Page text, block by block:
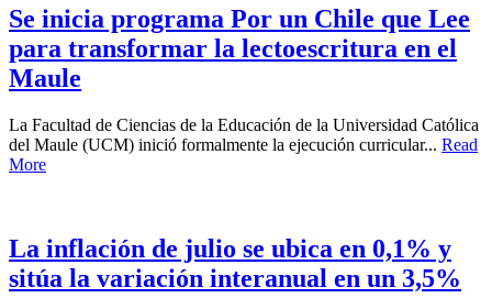
Se inicia programa Por un Chile que Lee
para transformar la lectoescritura en el
Maule
La Facultad de Ciencias de la Educación de la Universidad Católica
del Maule (UCM) inició formalmente la ejecución curricular... Read
More
La inflación de julio se ubica en 0,1% y
sitúa la variación interanual en un 3,5%